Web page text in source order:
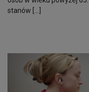
stanów […]